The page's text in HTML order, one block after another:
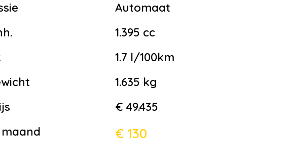
Automaat
1.395 cc
1.7 l/100km
1.635 kg
€ 49.435
€ 130